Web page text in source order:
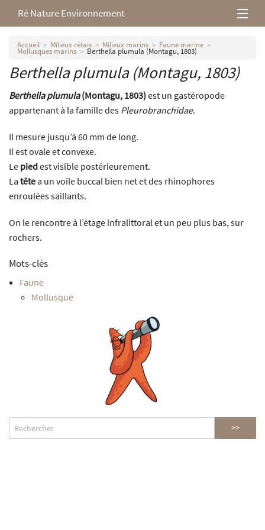
Ré Nature Environnement
L’association
Milieux rétais
Nos parutions
Accueil Milieux rétais Milieux marins Faune marine
Mollusques marins Berthella plumula (Montagu, 1803)
Berthella plumula(Montagu, 1803)
Berthella plumula(Montagu, 1803)est un gastéropode
appartenant à la famille des Pleurobranchidae.
Il mesure jusqu’à 60 mm de long.
Il est ovale et convexe.
Le piedest visible postérieurement.
La tête a un voile buccal bien net et des rhinophores
enroulées saillants.
On le rencontre à l’étage infralittoral et un peu plus bas, sur
rochers.
Mots-clés
Faune
Mollusque